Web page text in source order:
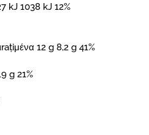
kJ 1038 kJ 12%
12 g 8,2 g 41%
g 21%